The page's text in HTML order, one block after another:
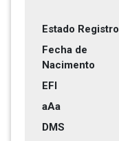
Estado Registro
Fecha de
Nacimento
EFI
aAa
DMS